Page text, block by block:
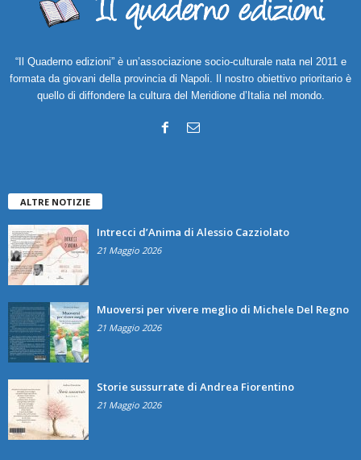
“Il Quaderno edizioni” è un’associazione socio-culturale nata nel 2011 e
formata da giovani della provincia di Napoli. Il nostro obiettivo prioritario è
quello di diffondere la cultura del Meridione d’Italia nel mondo.
ALTRE NOTIZIE
Intrecci d’Anima di Alessio Cazziolato
21 Maggio 2026
Muoversi per vivere meglio di Michele Del Regno
21 Maggio 2026
Storie sussurrate di Andrea Fiorentino
21 Maggio 2026